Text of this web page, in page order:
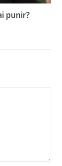
punir?